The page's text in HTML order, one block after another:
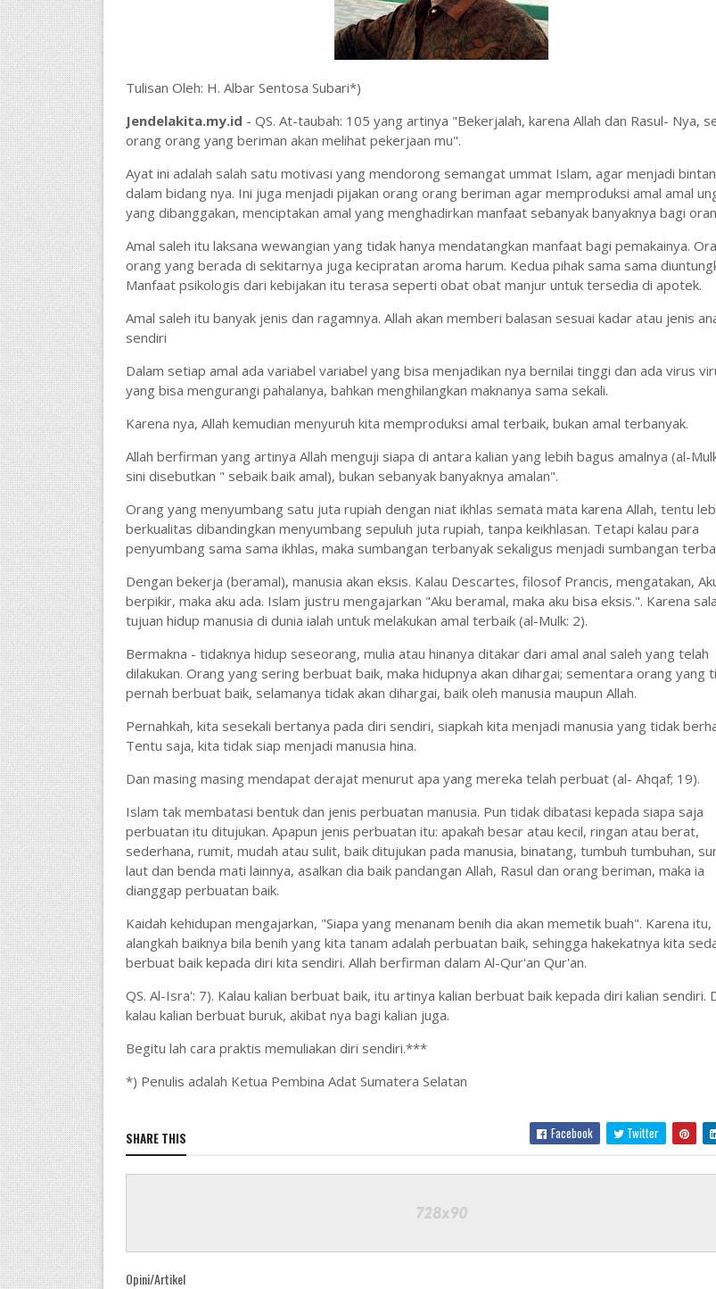
Tulisan Oleh: H. Albar Sentosa Subari*)
Jendelakita.my.id - QS. At-taubah: 105 yang artinya "Bekerjalah, karena Allah dan Rasul- Nya,
orang orang yang beriman akan melihat pekerjaan mu".
Ayat ini adalah salah satu motivasi yang mendorong semangat ummat Islam, agar menjadi
dalam bidang nya. Ini juga menjadi pijakan orang orang beriman agar memproduksi amal amal
yang dibanggakan, menciptakan amal yang menghadirkan manfaat sebanyak banyaknya bagi
Amal saleh itu laksana wewangian yang tidak hanya mendatangkan manfaat bagi pemakainya.
orang yang berada di sekitarnya juga kecipratan aroma harum. Kedua pihak sama sama
Manfaat psikologis dari kebijakan itu terasa seperti obat obat manjur untuk tersedia di apotek.
Amal saleh itu banyak jenis dan ragamnya. Allah akan memberi balasan sesuai kadar atau jenis
sendiri
Dalam setiap amal ada variabel variabel yang bisa menjadikan nya bernilai tinggi dan ada virus
yang bisa mengurangi pahalanya, bahkan menghilangkan maknanya sama sekali.
Karena nya, Allah kemudian menyuruh kita memproduksi amal terbaik, bukan amal terbanyak.
Allah berfirman yang artinya Allah menguji siapa di antara kalian yang lebih bagus amalnya (al-
sini disebutkan " sebaik baik amal), bukan sebanyak banyaknya amalan".
Orang yang menyumbang satu juta rupiah dengan niat ikhlas semata mata karena Allah, tentu
berkualitas dibandingkan menyumbang sepuluh juta rupiah, tanpa keikhlasan. Tetapi kalau para
penyumbang sama sama ikhlas, maka sumbangan terbanyak sekaligus menjadi sumbangan
Dengan bekerja (beramal), manusia akan eksis. Kalau Descartes, filosof Prancis, mengatakan,
berpikir, maka aku ada. Islam justru mengajarkan "Aku beramal, maka aku bisa eksis.". Karena
tujuan hidup manusia di dunia ialah untuk melakukan amal terbaik (al-Mulk: 2).
Bermakna - tidaknya hidup seseorang, mulia atau hinanya ditakar dari amal anal saleh yang telah
dilakukan. Orang yang sering berbuat baik, maka hidupnya akan dihargai; sementara orang yang
pernah berbuat baik, selamanya tidak akan dihargai, baik oleh manusia maupun Allah.
Pernahkah, kita sesekali bertanya pada diri sendiri, siapkah kita menjadi manusia yang tidak
Tentu saja, kita tidak siap menjadi manusia hina.
Dan masing masing mendapat derajat menurut apa yang mereka telah perbuat (al- Ahqaf; 19).
Islam tak membatasi bentuk dan jenis perbuatan manusia. Pun tidak dibatasi kepada siapa saja
perbuatan itu ditujukan. Apapun jenis perbuatan itu: apakah besar atau kecil, ringan atau berat,
sederhana, rumit, mudah atau sulit, baik ditujukan pada manusia, binatang, tumbuh tumbuhan,
laut dan benda mati lainnya, asalkan dia baik pandangan Allah, Rasul dan orang beriman, maka ia
dianggap perbuatan baik.
Kaidah kehidupan mengajarkan, "Siapa yang menanam benih dia akan memetik buah". Karena itu,
alangkah baiknya bila benih yang kita tanam adalah perbuatan baik, sehingga hakekatnya kita
berbuat baik kepada diri kita sendiri. Allah berfirman dalam Al-Qur'an Qur'an.
QS. Al-Isra': 7). Kalau kalian berbuat baik, itu artinya kalian berbuat baik kepada diri kalian sendiri.
kalau kalian berbuat buruk, akibat nya bagi kalian juga.
Begitu lah cara praktis memuliakan diri sendiri.***
*) Penulis adalah Ketua Pembina Adat Sumatera Selatan
SHARE THIS Facebook Twitter
Opini/Artikel